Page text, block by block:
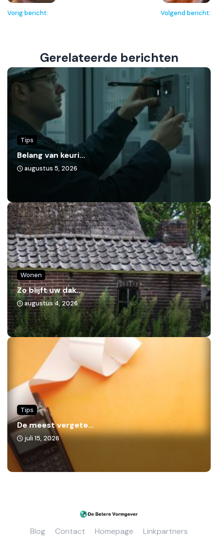
Vorig bericht: Volgend bericht:
Gerelateerde berichten
Tips
Belang van keuri...
augustus 5, 2026
Wonen
Zo blijft uw dak...
augustus 4, 2026
Tips
De meest vergete...
juli 15, 2026
Blog Contact Homepage Linkpartners